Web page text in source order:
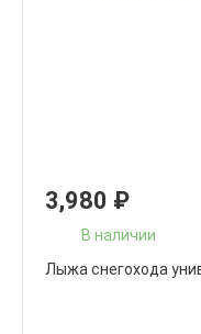
3,980 ₽
В наличии
Лыжа снегохода